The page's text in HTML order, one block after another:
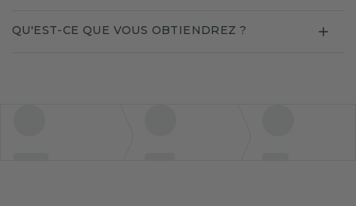
QU'EST-CE QUE VOUS OBTIENDREZ ?